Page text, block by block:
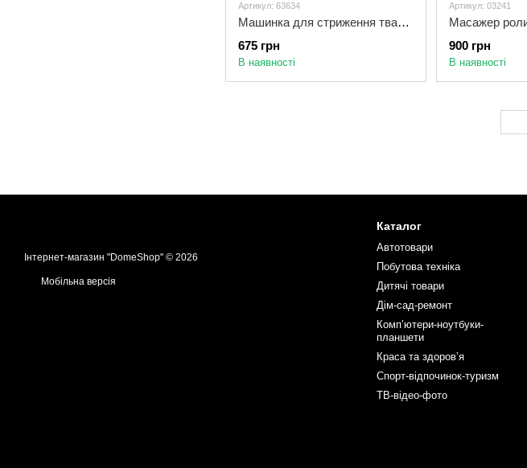
Артикул: 63634
Машинка для стриження тварин Gemei GM 634 USB
675 грн
В наявності
Артикул: 03241
900 грн
В наявності
Інтернет-магазин "DomeShop" © 2026
Мобільна версія
Каталог
Автотовари
Побутова техніка
Дитячі товари
Дім-сад-ремонт
Компʼютери-ноутбуки-
планшети
Краса та здоровʼя
Спорт-відпочинок-туризм
ТВ-відео-фото